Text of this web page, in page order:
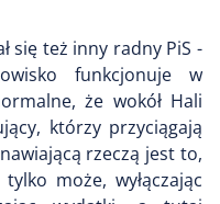
się też inny radny PiS -
funkcjonuje w
że wokół Hali
którzy przyciągają
rzeczą jest to,
może, wyłączając